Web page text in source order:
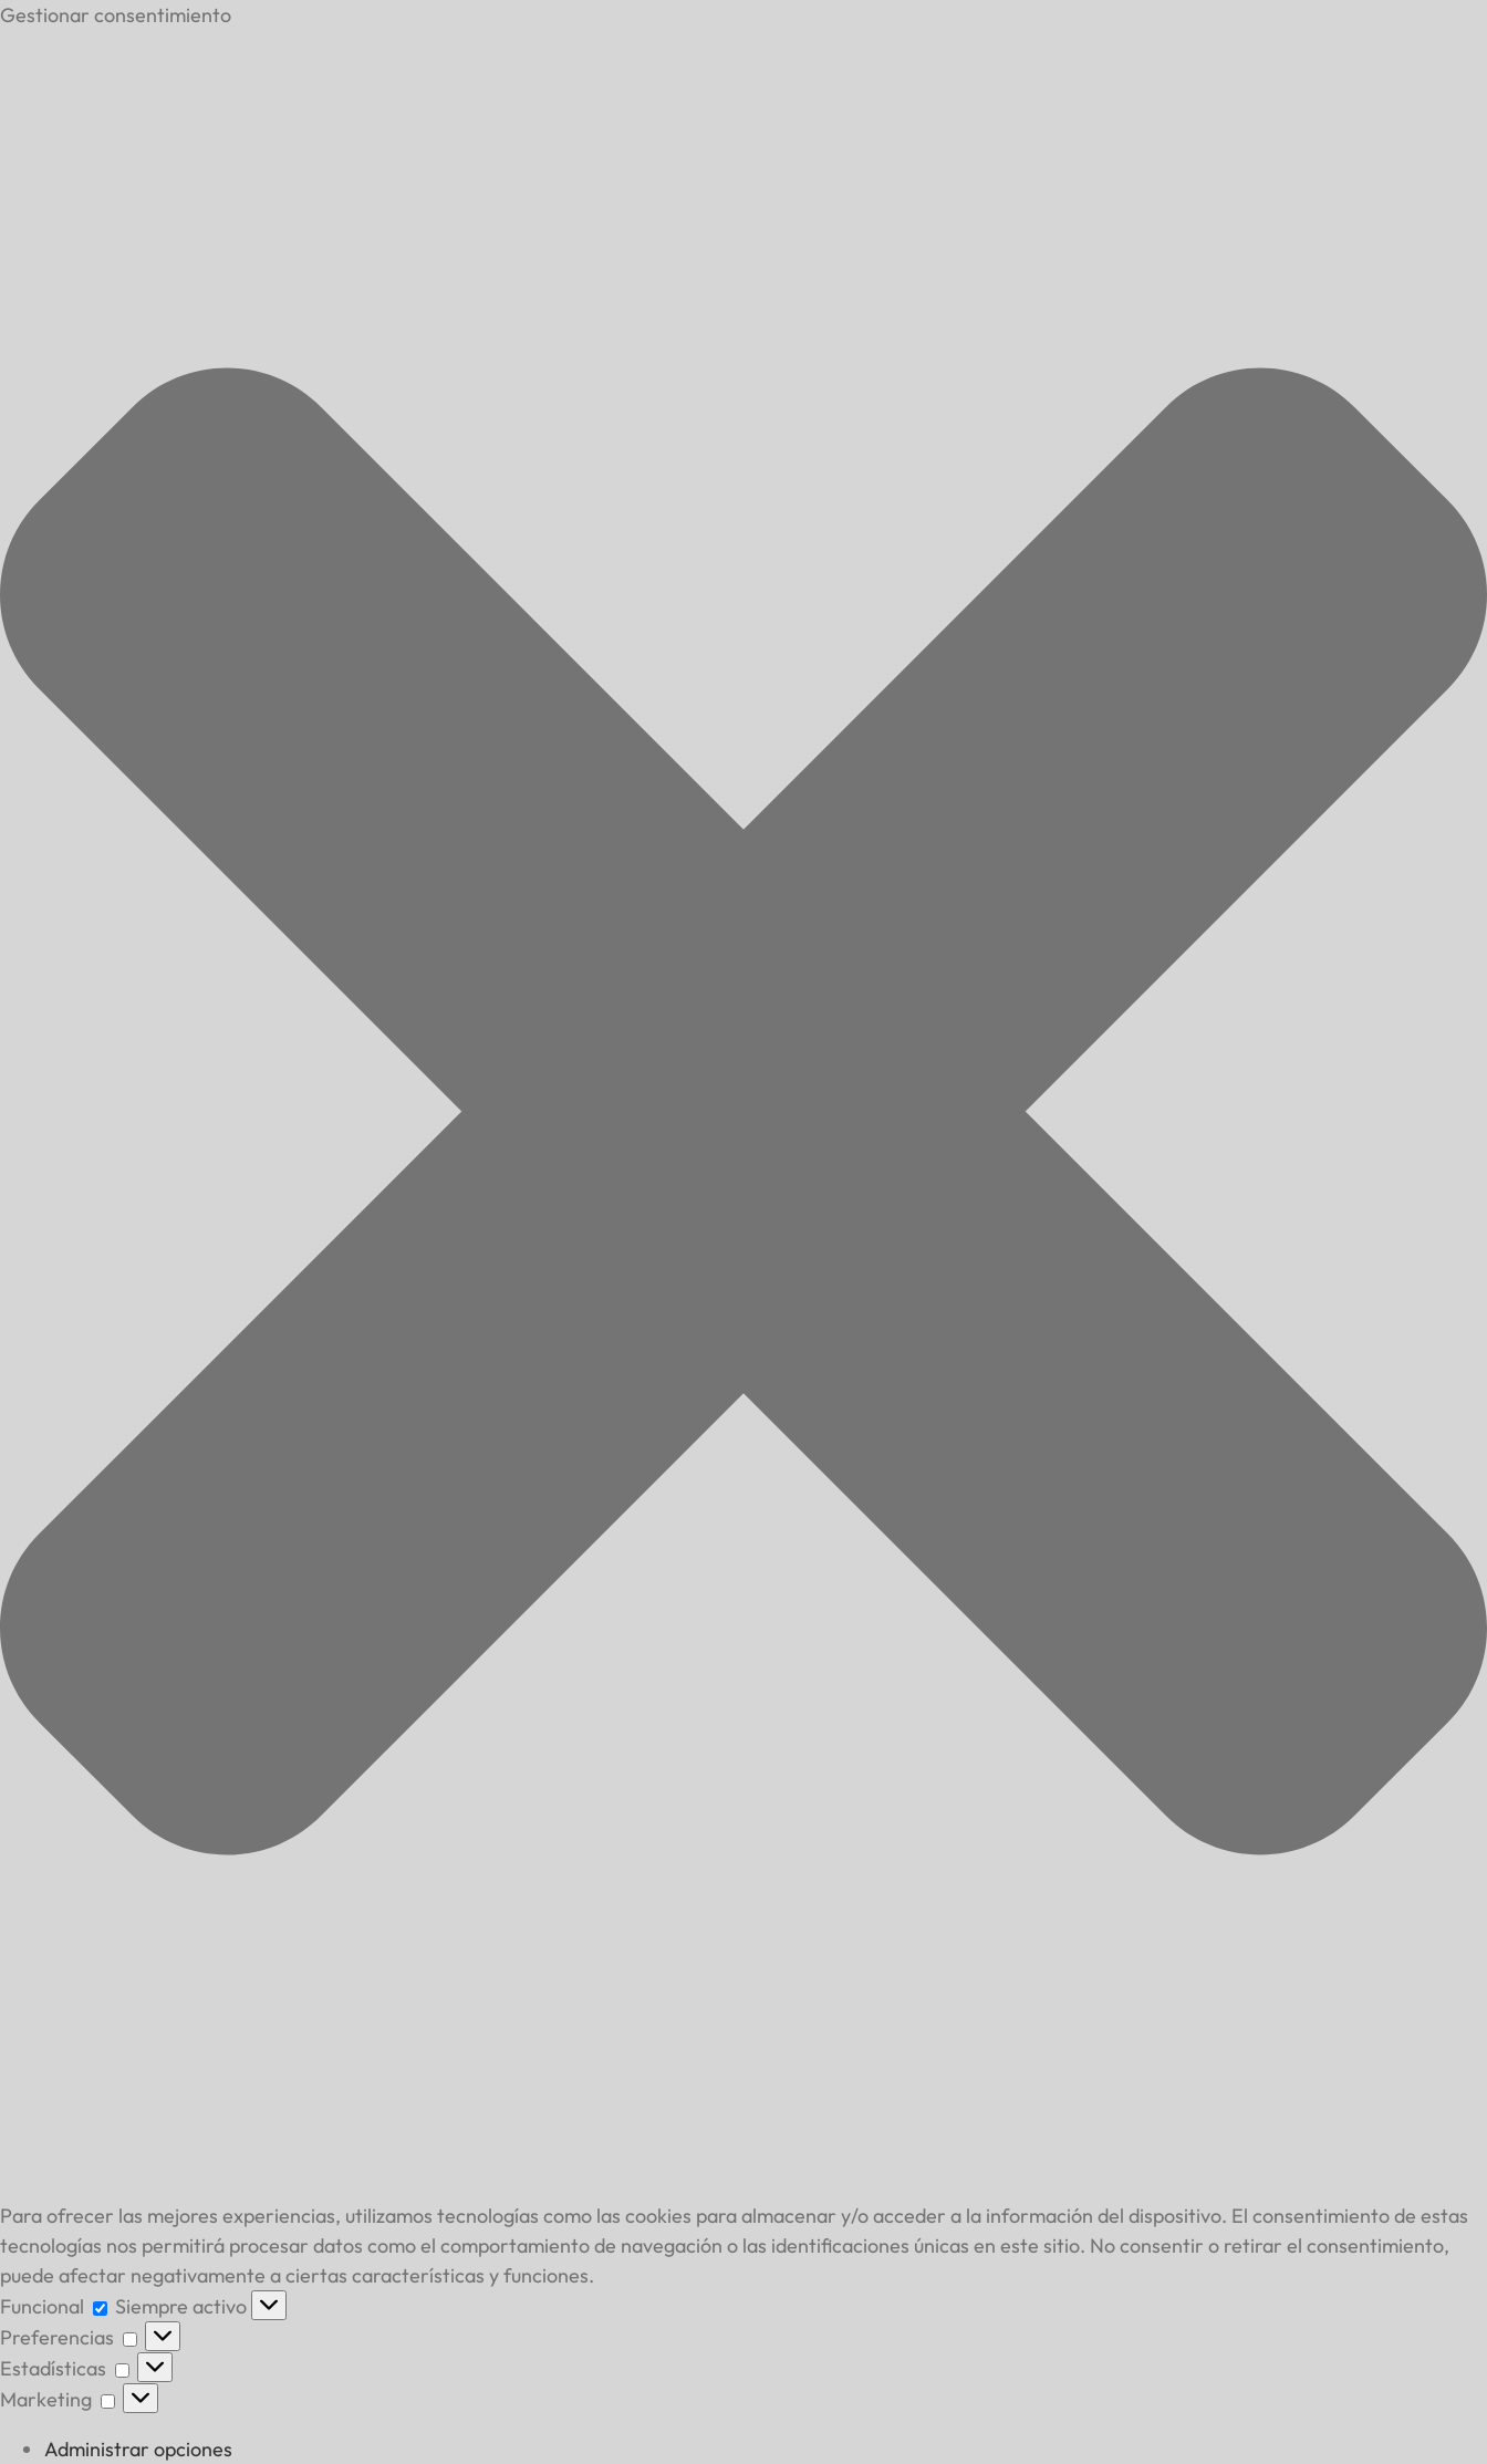
Gestionar consentimiento
Para ofrecer las mejores experiencias, utilizamos tecnologías como las cookies para almacenar y/o acceder a la información del dispositivo. El consentimiento de estas
tecnologías nos permitirá procesar datos como el comportamiento de navegación o las identificaciones únicas en este sitio. No consentir o retirar el consentimiento,
puede afectar negativamente a ciertas características y funciones.
Funcional
Funcional
Siempre activo
Preferencias
Preferencias
Estadísticas
Estadísticas
Marketing
Marketing
Administrar opciones